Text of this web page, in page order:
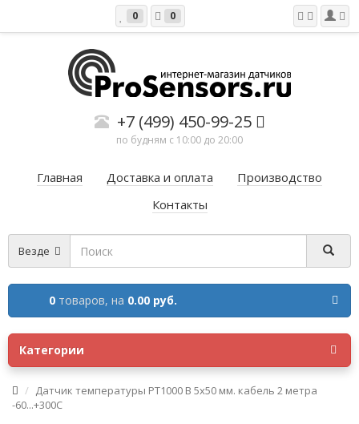
0 0
+7 (499) 450-99-25
по будням с 10:00 до 20:00
Главная Доставка и оплата
Производство
Контакты
Везде
0 товаров, на 0.00 руб.
Категории
Датчик температуры PT1000 B 5x50 мм. кабель 2 метра
-60...+300C